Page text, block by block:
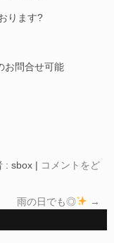
ります?
お問合せ可能
: sbox | コメントをど
雨の日でも◎
→